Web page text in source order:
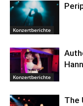
Konzertberichte
Konzertberichte
The